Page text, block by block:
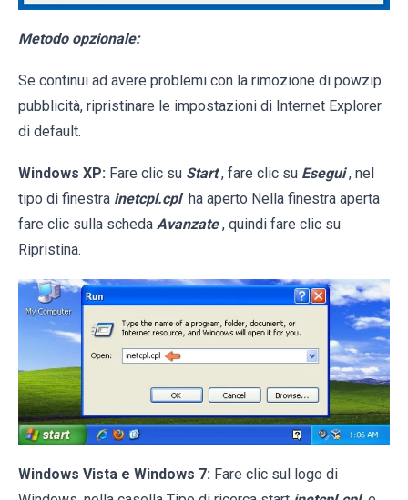
Metodo opzionale:
Se continui ad avere problemi con la rimozione di powzip
pubblicità, ripristinare le impostazioni di Internet Explorer
di default.
Windows XP: Fare clic su Start , fare clic su Esegui , nel
tipo di finestra inetcpl.cpl ha aperto Nella finestra aperta
fare clic sulla scheda Avanzate , quindi fare clic su
Ripristina.
Windows Vista e Windows 7: Fare clic sul logo di